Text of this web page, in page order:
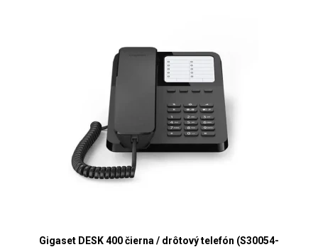
Gigaset DESK 400 čierna / drôtový telefón (S30054-